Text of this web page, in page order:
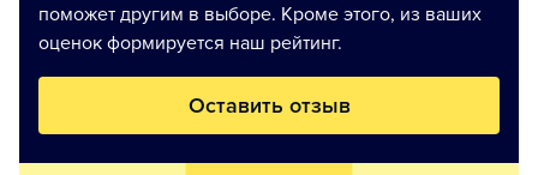
поможет другим в выборе. Кроме этого, из ваших
оценок формируется наш рейтинг.
Оставить отзыв